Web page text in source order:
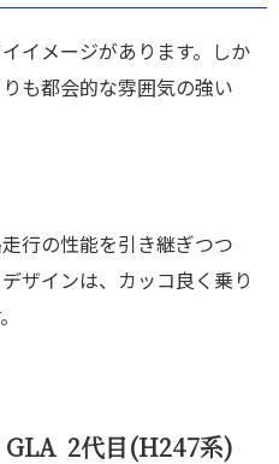
イメージがあります。しか
も都会的な雰囲気の強い
行の性能を引き継ぎつつ
ザインは、カッコ良く乗り
GLA 2代目(H247系)